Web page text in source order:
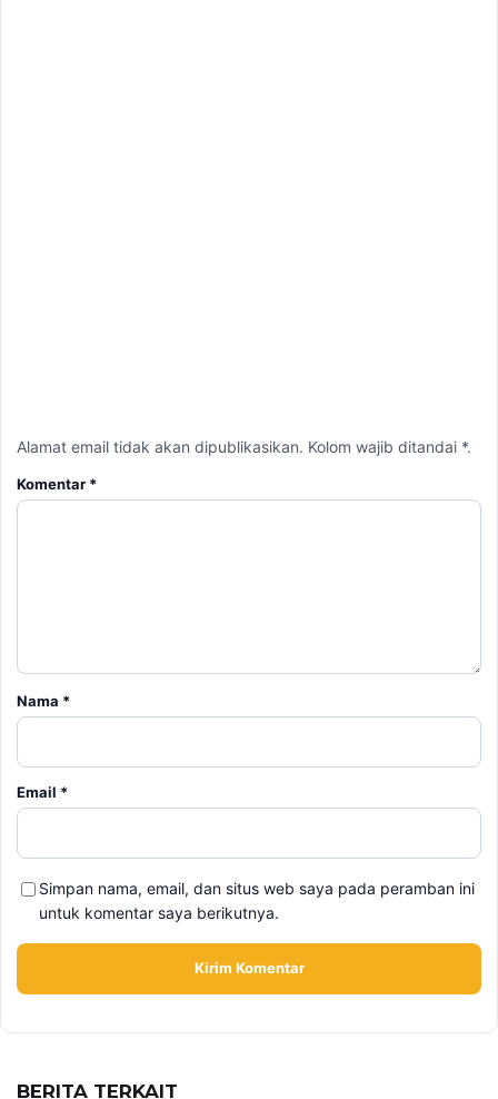
Simpan nama, email, dan situs web saya pada peramban ini
BERITA TERKAIT
Babah Alun Borong 61 Land Cruiser FJ Sekaligus,